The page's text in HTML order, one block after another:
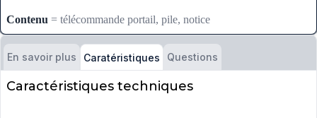
Contenu = télécommande portail, pile, notice
En savoir plus Caratéristiques Questions
Caractéristiques techniques